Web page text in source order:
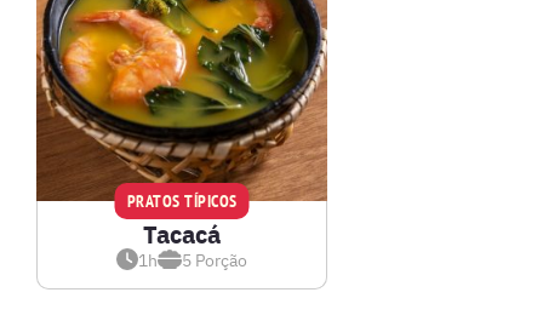
PRATOS TÍPICOS
Tacacá
1h 5 Porção